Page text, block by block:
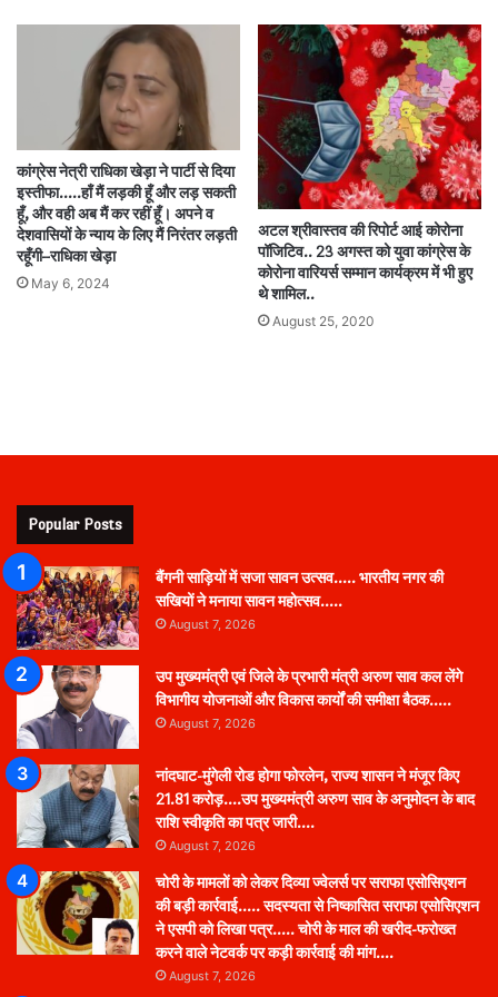
कांग्रेस नेत्री राधिका खेड़ा ने पार्टी से दिया
इस्तीफा…..हाँ मैं लड़की हूँ और लड़ सकती
हूँ, और वही अब मैं कर रहीं हूँ। अपने व
देशवासियों के न्याय के लिए मैं निरंतर लड़ती
रहूँगी–राधिका खेड़ा
May 6, 2024
अटल श्रीवास्तव की रिपोर्ट आई कोरोना
पॉजिटिव.. 23 अगस्त को युवा कांग्रेस के
कोरोना वारियर्स सम्मान कार्यक्रम में भी हुए
थे शामिल..
August 25, 2020
Popular Posts
बैंगनी साड़ियों में सजा सावन उत्सव….. भारतीय नगर की
सखियों ने मनाया सावन महोत्सव…..
August 7, 2026
उप मुख्यमंत्री एवं जिले के प्रभारी मंत्री अरुण साव कल लेंगे
विभागीय योजनाओं और विकास कार्यों की समीक्षा बैठक…..
August 7, 2026
नांदघाट-मुंगेली रोड होगा फोरलेन, राज्य शासन ने मंजूर किए
21.81 करोड़….उप मुख्यमंत्री अरुण साव के अनुमोदन के बाद
राशि स्वीकृति का पत्र जारी….
August 7, 2026
चोरी के मामलों को लेकर दिव्या ज्वेलर्स पर सराफा एसोसिएशन
की बड़ी कार्रवाई….. सदस्यता से निष्कासित सराफा एसोसिएशन
ने एसपी को लिखा पत्र….. चोरी के माल की खरीद-फरोख्त
करने वाले नेटवर्क पर कड़ी कार्रवाई की मांग….
August 7, 2026